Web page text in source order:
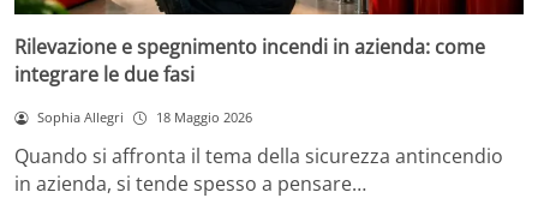
Rilevazione e spegnimento incendi in azienda: come
integrare le due fasi
Sophia Allegri 18 Maggio 2026
Quando si affronta il tema della sicurezza antincendio
in azienda, si tende spesso a pensare…